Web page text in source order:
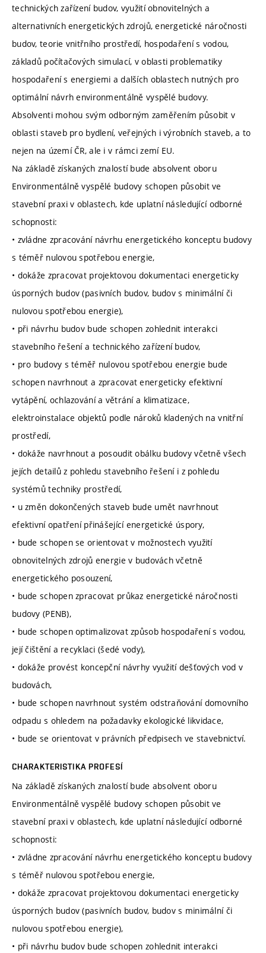
technických zařízení budov, využití obnovitelných a
alternativních energetických zdrojů, energetické náročnosti
budov, teorie vnitřního prostředí, hospodaření s vodou,
základů počítačových simulací, v oblasti problematiky
hospodaření s energiemi a dalších oblastech nutných pro
optimální návrh environmentálně vyspělé budovy.
Absolventi mohou svým odborným zaměřením působit v
oblasti staveb pro bydlení, veřejných i výrobních staveb, a to
nejen na území ČR, ale i v rámci zemí EU.
Na základě získaných znalostí bude absolvent oboru
Environmentálně vyspělé budovy schopen působit ve
stavební praxi v oblastech, kde uplatní následující odborné
schopnosti:
• zvládne zpracování návrhu energetického konceptu budovy
s téměř nulovou spotřebou energie,
• dokáže zpracovat projektovou dokumentaci energeticky
úsporných budov (pasivních budov, budov s minimální či
nulovou spotřebou energie),
• při návrhu budov bude schopen zohlednit interakci
stavebního řešení a technického zařízení budov,
• pro budovy s téměř nulovou spotřebou energie bude
schopen navrhnout a zpracovat energeticky efektivní
vytápění, ochlazování a větrání a klimatizace,
elektroinstalace objektů podle nároků kladených na vnitřní
prostředí,
• dokáže navrhnout a posoudit obálku budovy včetně všech
jejích detailů z pohledu stavebního řešení i z pohledu
systémů techniky prostředí,
• u změn dokončených staveb bude umět navrhnout
efektivní opatření přinášející energetické úspory,
• bude schopen se orientovat v možnostech využití
obnovitelných zdrojů energie v budovách včetně
energetického posouzení,
• bude schopen zpracovat průkaz energetické náročnosti
budovy (PENB),
• bude schopen optimalizovat způsob hospodaření s vodou,
její čištění a recyklaci (šedé vody),
• dokáže provést koncepční návrhy využití dešťových vod v
budovách,
• bude schopen navrhnout systém odstraňování domovního
odpadu s ohledem na požadavky ekologické likvidace,
• bude se orientovat v právních předpisech ve stavebnictví.
CHARAKTERISTIKA PROFESÍ
Na základě získaných znalostí bude absolvent oboru
Environmentálně vyspělé budovy schopen působit ve
stavební praxi v oblastech, kde uplatní následující odborné
schopnosti:
• zvládne zpracování návrhu energetického konceptu budovy
s téměř nulovou spotřebou energie,
• dokáže zpracovat projektovou dokumentaci energeticky
úsporných budov (pasivních budov, budov s minimální či
nulovou spotřebou energie),
• při návrhu budov bude schopen zohlednit interakci